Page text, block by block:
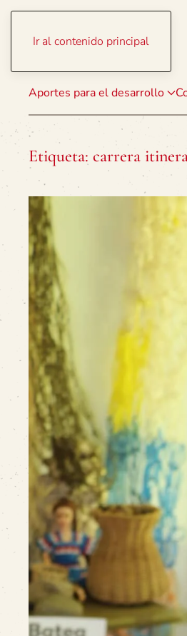
Ir al contenido principal
Aportes para el desarrollo
Etiqueta: carrera